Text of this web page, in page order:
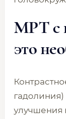
МРТ с
это
гадолиния)
улучшения